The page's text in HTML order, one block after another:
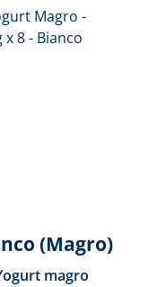
(Magro)
magro